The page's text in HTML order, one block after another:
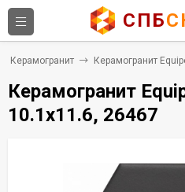
СПБ
Керамогранит Керамогранит
Керамогранит
10.1x11.6, 26467